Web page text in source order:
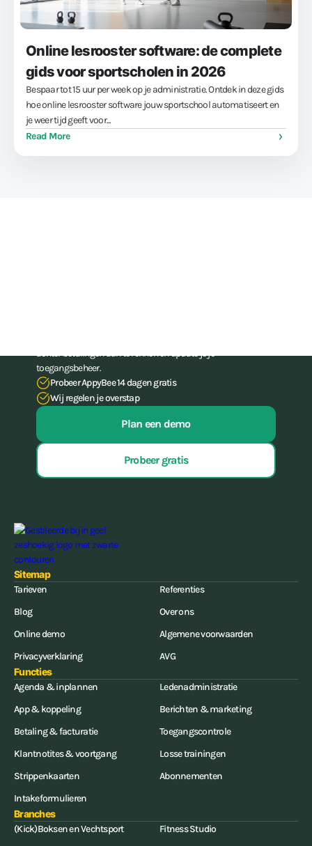
Online lesrooster software: de complete
gids voor sportscholen in 2026
Bespaar tot 15 uur per week op je administratie. Ontdek in deze gids
hoe online lesrooster software jouw sportschool automatiseert en
je weer tijd geeft voor...
Read More
achter betalingen aan te rennen én update je je
toegangsbeheer.
Probeer AppyBee 14 dagen gratis
Wij regelen je overstap
Plan een demo
Probeer gratis
Sitemap
Tarieven
Referenties
Blog
Over ons
Online demo
Algemene voorwaarden
Privacyverklaring
AVG
Functies
Agenda & inplannen
Ledenadministratie
App & koppeling
Berichten & marketing
Betaling & facturatie
Toegangscontrole
Klantnotites & voortgang
Losse trainingen
Strippenkaarten
Abonnementen
Intakeformulieren
Branches
(Kick)Boksen en Vechtsport
Fitness Studio